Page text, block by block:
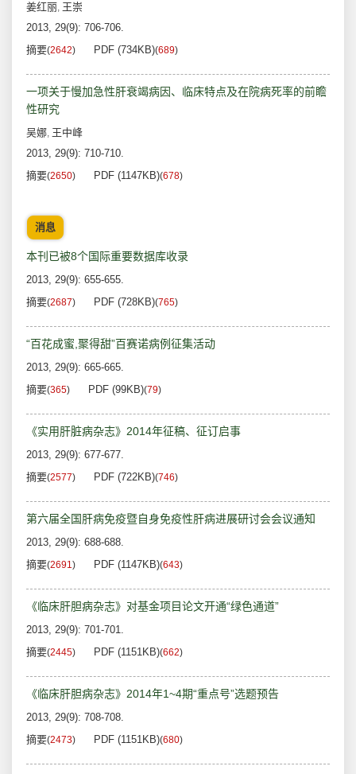
姜红丽, 王崇
2013, 29(9): 706-706.
摘要(2642) PDF (734KB)(689)
一项关于慢加急性肝衰竭病因、临床特点及在院病死率的前瞻
性研究
吴娜, 王中峰
2013, 29(9): 710-710.
摘要(2650) PDF (1147KB)(678)
消息
本刊已被8个国际重要数据库收录
2013, 29(9): 655-655.
摘要(2687) PDF (728KB)(765)
“百花成蜜,聚得甜”百赛诺病例征集活动
2013, 29(9): 665-665.
摘要(365) PDF (99KB)(79)
《实用肝脏病杂志》2014年征稿、征订启事
2013, 29(9): 677-677.
摘要(2577) PDF (722KB)(746)
第六届全国肝病免疫暨自身免疫性肝病进展研讨会会议通知
2013, 29(9): 688-688.
摘要(2691) PDF (1147KB)(643)
《临床肝胆病杂志》对基金项目论文开通“绿色通道”
2013, 29(9): 701-701.
摘要(2445) PDF (1151KB)(662)
《临床肝胆病杂志》2014年1~4期“重点号”选题预告
2013, 29(9): 708-708.
摘要(2473) PDF (1151KB)(680)